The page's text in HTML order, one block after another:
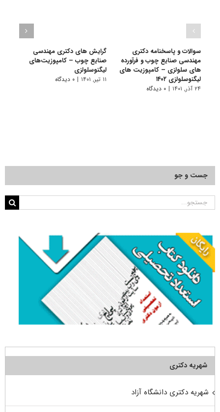
سوالات و پاسخنامه دکتری
مهندسی صنایع چوب و فرآورده
های سلولزی – کامپوزیت های
لیگنوسلولزی ۱۴۰۲
۲۴ آذر, ۱۴۰۱ | ۰ دیدگاه
گرایش های دکتری مهندسی
صنایع چوب – کامپوزیت‌های
لیگنوسلولزی
۱۱ تیر, ۱۴۰۱ | ۰ دیدگاه
جست و جو
جستجو
شهریه دکتری
شهریه دکتری دانشگاه آزاد